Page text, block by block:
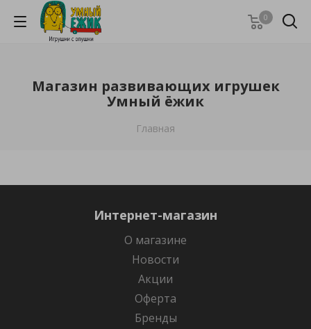
0
Магазин развивающих игрушек
Умный ёжик
Главная
Интернет-магазин
О магазине
Новости
Акции
Оферта
Бренды